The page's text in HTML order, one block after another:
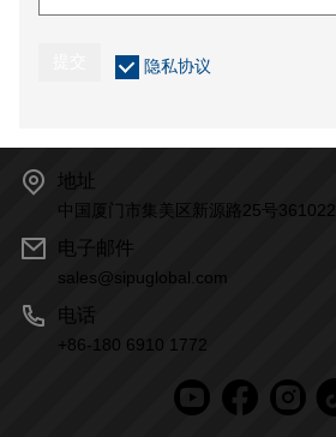
隐私协议
地址
中国厦门市集美区新源路25号361022
电子邮件
sales@sipuglobal.com
电话
+86-180 6910 1772